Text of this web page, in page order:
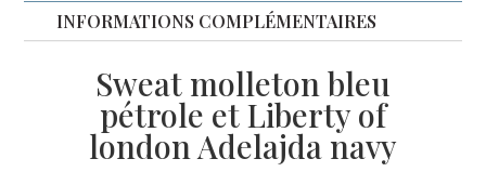
INFORMATIONS COMPLÉMENTAIRES
Sweat molleton bleu
pétrole et Liberty of
london Adelajda navy